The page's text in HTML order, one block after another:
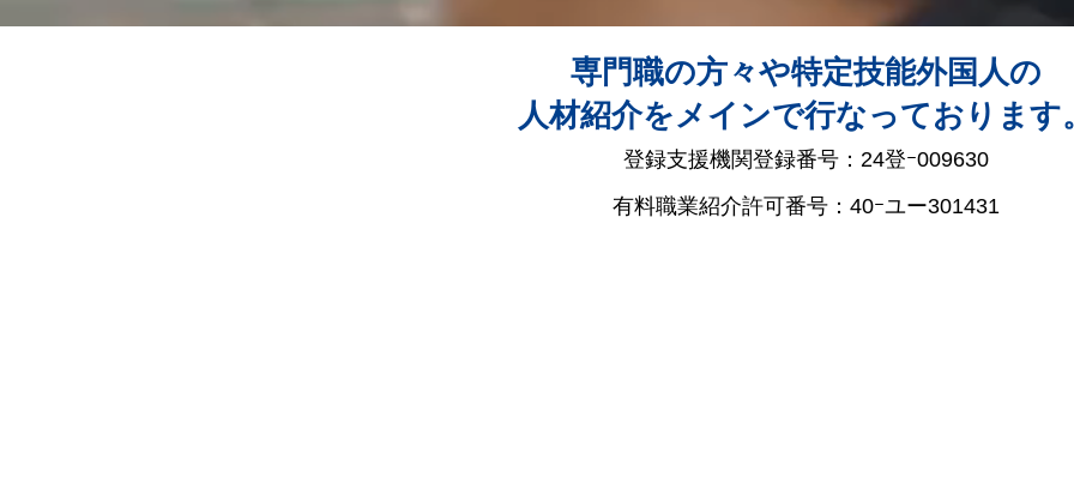
専門職の方々や特定技能外国人の
人材紹介をメインで行なっております
登録支援機関登録番号：24登ｰ009630
有料職業紹介許可番号：40ｰユー301431